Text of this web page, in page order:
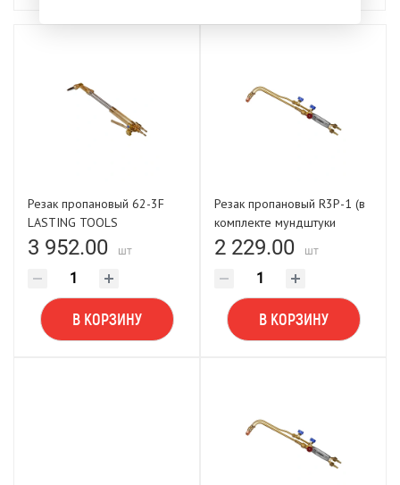
Резак пропановый 62-3F
LASTING TOOLS
3 952.00 шт
В КОРЗИНУ
Резак пропановый R3P-1 (в
комплекте мундштуки
пропановые) LASTING
TOOLS
2 229.00 шт
В КОРЗИНУ